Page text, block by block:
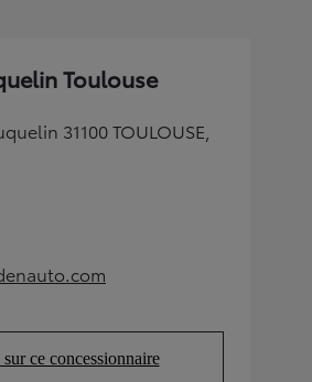
Toulouse
31100 TOULOUSE,
tab)
in new tab)
ce concessionnaire
(Opens in new tab)